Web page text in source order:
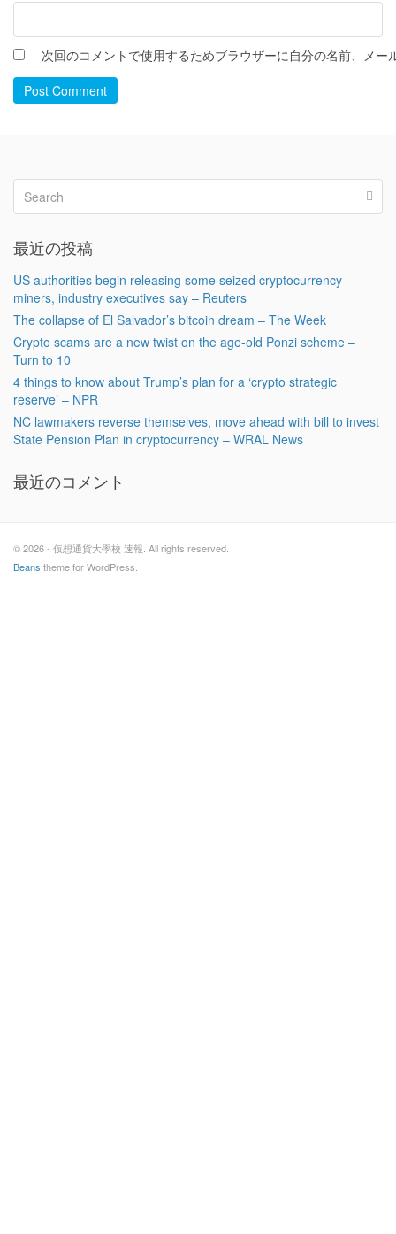
次回のコメントで使用するためブラウザーに自分の名前、メー
Post Comment
最近の投稿
US authorities begin releasing some seized cryptocurrency
miners, industry executives say – Reuters
The collapse of El Salvador’s bitcoin dream – The Week
Crypto scams are a new twist on the age-old Ponzi scheme –
Turn to 10
4 things to know about Trump’s plan for a ‘crypto strategic
reserve’ – NPR
NC lawmakers reverse themselves, move ahead with bill to invest
State Pension Plan in cryptocurrency – WRAL News
最近のコメント
© 2026 - 仮想通貨大學校 速報. All rights reserved.
Beans theme for WordPress.